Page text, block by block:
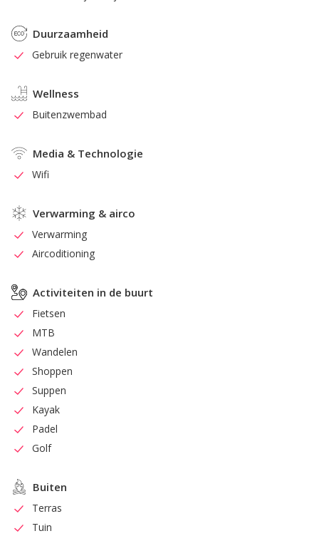
Duurzaamheid
Gebruik regenwater
Wellness
Buitenzwembad
Media & Technologie
Wifi
Verwarming & airco
Verwarming
Aircoditioning
Activiteiten in de buurt
Fietsen
MTB
Wandelen
Shoppen
Suppen
Kayak
Padel
Golf
Buiten
Terras
Tuin